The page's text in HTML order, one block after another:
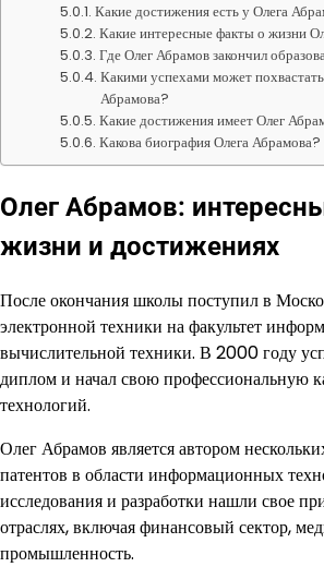
Какие достижения есть у Олега
Какие интересные факты о жизни
Где Олег Абрамов закончил
Какими успехами может
Абрамова?
Какие достижения имеет Олег
Какова биография Олега Абрамова?
Олег Абрамов:
жизни и достижениях
После окончания школы поступил в
электронной техники на факультет
вычислительной техники. В 2000 году
диплом и начал свою профессиональную
технологий.
Олег Абрамов является автором
патентов в области информационных
исследования и разработки нашли свое
отраслях, включая финансовый сектор,
промышленность.